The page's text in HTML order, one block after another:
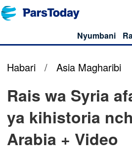
Nyumbani
Habari / Asia Magharibi
Rais wa Syria
ya kihistoria
Arabia + Video